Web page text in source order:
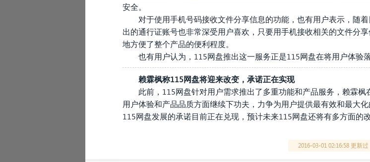
安全。
对于使用手机号码接收文件分享信息的功能，也有用户表示，随
出的通行证账号也非常深受用户喜欢，只要用手机接收相关的文件分
地方便了整个产品的便利程度。
也有用户认为，115网盘推出这一服务正是115网盘在将用户体验
赖霖枫称115网盘将迎来改变，承诺正在实现
此前，115网盘针对用户需求推出了多重功能和产品服务，赖霖
用户体验和产品品质方面继续下功夫，力争为用户提供最有效和最大
115网盘发展的承诺目前正在兑现，预计未来115网盘还将有多方面的改
2016-03-01 02:16:58 更新过